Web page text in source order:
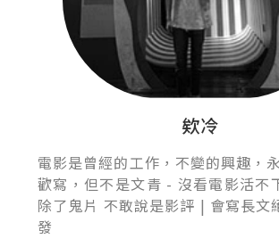
欸冷
電影是曾經的工作，不變的興趣，
歡寫，但不是文青 - 沒看電影活不
除了鬼片 不敢說是影評 | 會寫長文
發